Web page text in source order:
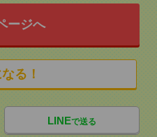
ージへ
る！
LINEで送る